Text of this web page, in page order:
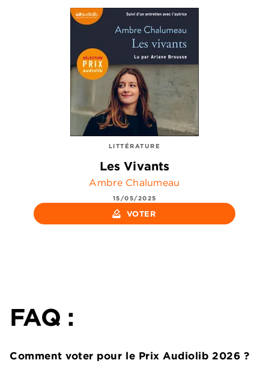
LITTÉRATURE
Les Vivants
Ambre Chalumeau
15/05/2025
how_to_vote VOTER
FAQ :
Comment voter pour le Prix Audiolib 2026 ?